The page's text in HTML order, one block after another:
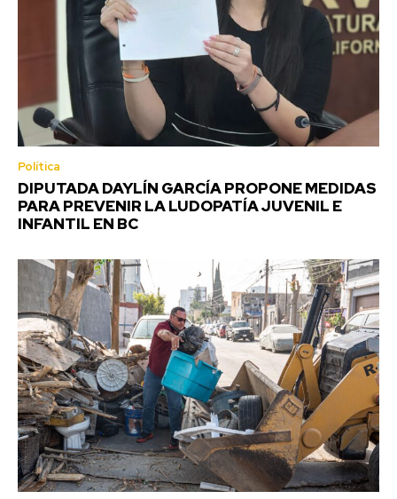
Política
DIPUTADA DAYLÍN GARCÍA PROPONE MEDIDAS
PARA PREVENIR LA LUDOPATÍA JUVENIL E
INFANTIL EN BC